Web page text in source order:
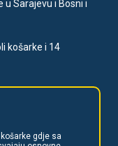
u Sarajevu i Bosni i
košarke i 14
gdje sa